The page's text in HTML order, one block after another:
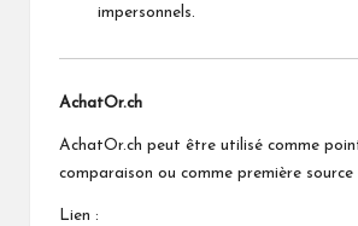
impersonnels.
AchatOr.ch
AchatOr.ch peut être utilisé comme
comparaison ou comme première source
Lien :